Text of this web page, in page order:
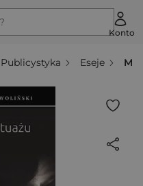
Konto
Publicystyka Eseje